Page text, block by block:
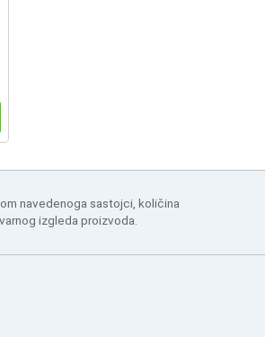
navedenoga sastojci, količina
izgleda proizvoda.